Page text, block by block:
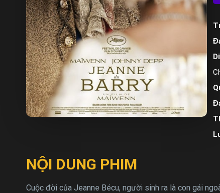
NỘI DUNG PHIM
Cuộc đời của Jeanne Bécu, người sinh ra là con gái